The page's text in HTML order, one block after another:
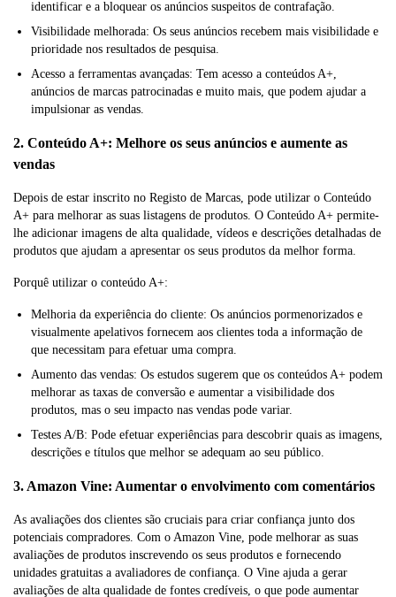
identificar e a bloquear os anúncios suspeitos de contrafação.
Visibilidade melhorada: Os seus anúncios recebem mais visibilidade e
prioridade nos resultados de pesquisa.
Acesso a ferramentas avançadas: Tem acesso a conteúdos A+,
anúncios de marcas patrocinadas e muito mais, que podem ajudar a
impulsionar as vendas.
2. Conteúdo A+: Melhore os seus anúncios e aumente as
vendas
Depois de estar inscrito no Registo de Marcas, pode utilizar o Conteúdo
A+ para melhorar as suas listagens de produtos. O Conteúdo A+ permite-
lhe adicionar imagens de alta qualidade, vídeos e descrições detalhadas de
produtos que ajudam a apresentar os seus produtos da melhor forma.
Porquê utilizar o conteúdo A+:
Melhoria da experiência do cliente: Os anúncios pormenorizados e
visualmente apelativos fornecem aos clientes toda a informação de
que necessitam para efetuar uma compra.
Aumento das vendas: Os estudos sugerem que os conteúdos A+ podem
melhorar as taxas de conversão e aumentar a visibilidade dos
produtos, mas o seu impacto nas vendas pode variar.
Testes A/B: Pode efetuar experiências para descobrir quais as imagens,
descrições e títulos que melhor se adequam ao seu público.
3. Amazon Vine: Aumentar o envolvimento com comentários
As avaliações dos clientes são cruciais para criar confiança junto dos
potenciais compradores. Com o Amazon Vine, pode melhorar as suas
avaliações de produtos inscrevendo os seus produtos e fornecendo
unidades gratuitas a avaliadores de confiança. O Vine ajuda a gerar
avaliações de alta qualidade de fontes credíveis, o que pode aumentar